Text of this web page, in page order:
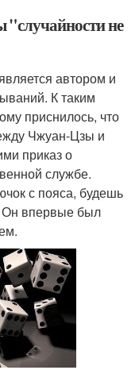
"случайности не
автором и
К таким
приснилось, что
Чжуан-Цзы и
приказ о
службе.
с пояса, будешь
Он впервые был